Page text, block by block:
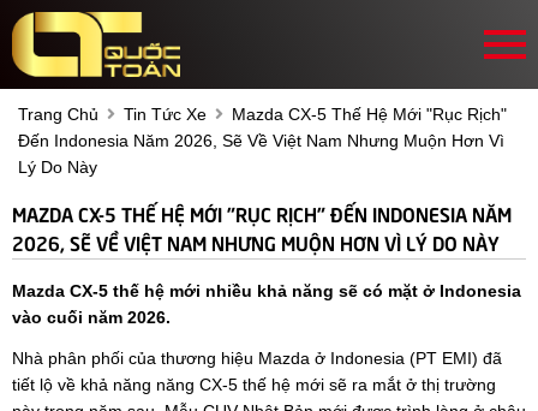
Trang Chủ Tin Tức Xe
Mazda CX-5 Thế Hệ Mới "rục Rịch"
Đến Indonesia Năm 2026, Sẽ Về Việt Nam Nhưng Muộn Hơn Vì
Lý Do Này
MAZDA CX-5 THẾ HỆ MỚI "RỤC RỊCH" ĐẾN INDONESIA NĂM
2026, SẼ VỀ VIỆT NAM NHƯNG MUỘN HƠN VÌ LÝ DO NÀY
Mazda CX-5 thế hệ mới nhiều khả năng sẽ có mặt ở Indonesia
vào cuối năm 2026.
Nhà phân phối của thương hiệu Mazda ở Indonesia (PT EMI) đã
tiết lộ về khả năng năng CX-5 thế hệ mới sẽ ra mắt ở thị trường